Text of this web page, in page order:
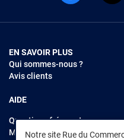
Notre site Rue du
EN SAVOIR PLUS
Qui sommes-nous ?
Avis clients
AIDE
Questions fréquentes
Modes de règlements